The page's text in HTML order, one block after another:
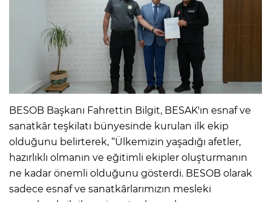
BESOB Başkanı Fahrettin Bilgit, BESAK'ın esnaf ve
sanatkâr teşkilatı bünyesinde kurulan ilk ekip
olduğunu belirterek, “Ülkemizin yaşadığı afetler,
hazırlıklı olmanın ve eğitimli ekipler oluşturmanın
ne kadar önemli olduğunu gösterdi. BESOB olarak
sadece esnaf ve sanatkârlarımızın mesleki